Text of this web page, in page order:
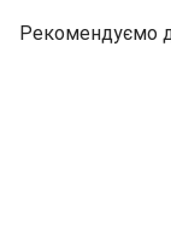
Рекомендуємо